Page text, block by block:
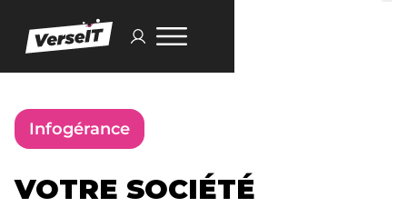
Infogérance
VOTRE SOCIÉTÉ